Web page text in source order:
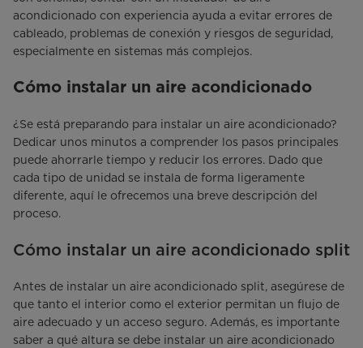
acondicionado con experiencia ayuda a evitar errores de
cableado, problemas de conexión y riesgos de seguridad,
especialmente en sistemas más complejos.
Cómo instalar un aire acondicionado
¿Se está preparando para instalar un aire acondicionado?
Dedicar unos minutos a comprender los pasos principales
puede ahorrarle tiempo y reducir los errores. Dado que
cada tipo de unidad se instala de forma ligeramente
diferente, aquí le ofrecemos una breve descripción del
proceso.
Cómo instalar un aire acondicionado split
Antes de instalar un aire acondicionado split, asegúrese de
que tanto el interior como el exterior permitan un flujo de
aire adecuado y un acceso seguro. Además, es importante
saber a qué altura se debe instalar un aire acondicionado